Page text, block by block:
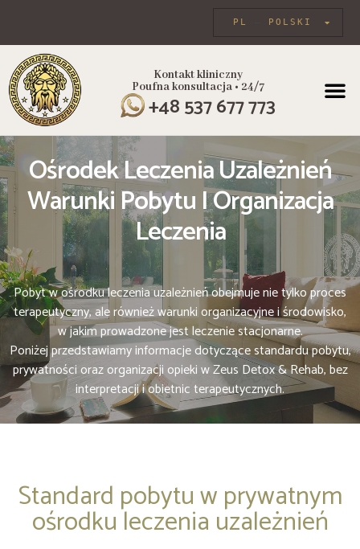
POLSKI
PL
Kontakt kliniczny
Poufna konsultacja • 24/7
+48 537 677 773
Ośrodek Leczenia Uzależnień
Warunki Pobytu I Organizacja
Leczenia
Pobyt w ośrodku leczenia uzależnień obejmuje nie tylko proces
terapeutyczny, ale również warunki organizacyjne i środowisko,
w jakim prowadzone jest leczenie stacjonarne.
Poniżej przedstawiamy informacje dotyczące standardu pobytu,
prywatności oraz organizacji opieki w Zeus Detox & Rehab, bez
interpretacji i obietnic terapeutycznych.
Standard pobytu w prywatnym
ośrodku leczenia uzależnień